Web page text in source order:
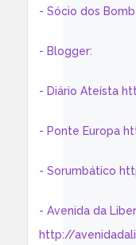
- Sócio dos
- Blogger:
- Diário Ateísta
- Ponte Europa
- Sorumbático
- Avenida da
http://